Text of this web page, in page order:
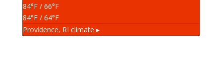
84°F/ 66°F
84°F/ 64°F
Providence, RI climate ▸